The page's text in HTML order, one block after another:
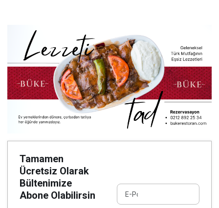
Tamamen
Ücretsiz Olarak
Bültenimize
Abone Olabilirsin